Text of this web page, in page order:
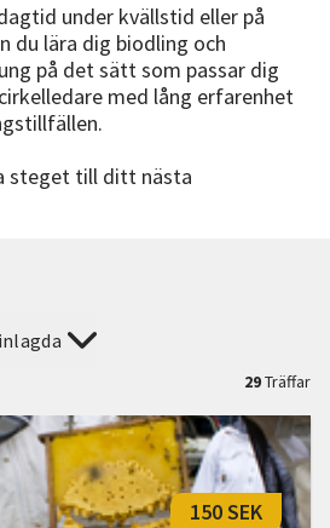
under kvällstid eller på
du lära dig biodling och
på det sätt som passar dig
med lång erfarenhet
steget till ditt nästa
29Träffar
150 SEK